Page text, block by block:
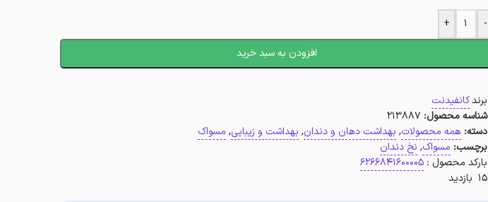
-
+
افزودن به سبد خرید
برندکانفیدنت
شناسه محصول: 213887
دسته: همه محصولات, بهداشت دهان و دندان, بهداشت و زیبایی, مسواک
برچسب: مسواک, نخ دندان
بارکد محصول :6266841600005
15 بازدید